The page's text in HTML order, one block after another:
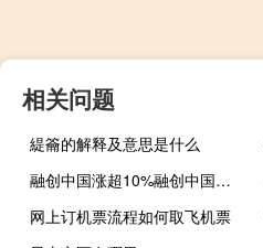
相关问题
緹籥的解释及意思是什么
融创中国涨超10%融创中国及杭州金翰拟对海南房地产开发项目进行分拆开发
网上订机票流程如何取飞机票